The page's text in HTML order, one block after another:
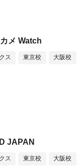
メ Watch
ス 東京校 大阪校
JAPAN
ス 東京校 大阪校